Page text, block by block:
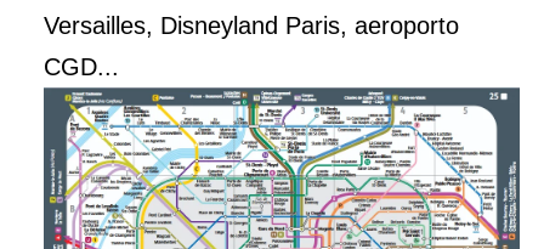
Versailles, Disneyland Paris, aeroporto
CGD...